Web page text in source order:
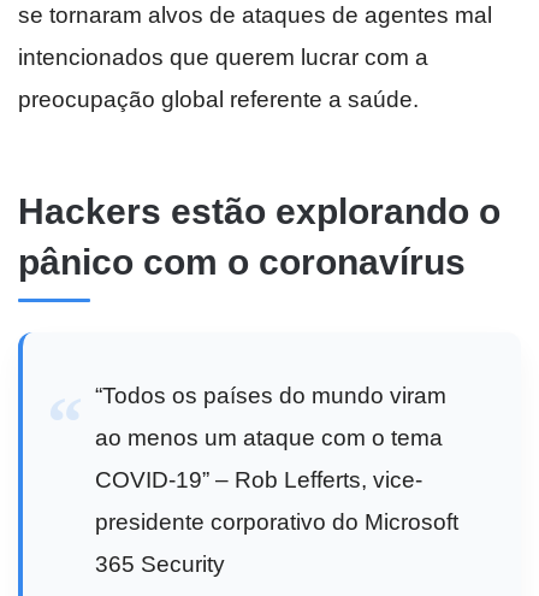
se tornaram alvos de ataques de agentes mal
intencionados que querem lucrar com a
preocupação global referente a saúde.
Hackers estão explorando o
pânico com o coronavírus
“Todos os países do mundo viram
ao menos um ataque com o tema
COVID-19” – Rob Lefferts, vice-
presidente corporativo do Microsoft
365 Security